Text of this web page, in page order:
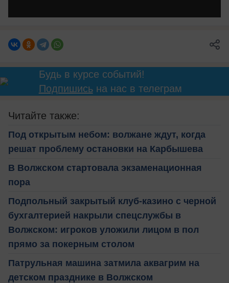
Будь в курсе событий!
Подпишисьна нас в телеграм
Читайте также:
Под открытым небом: волжане ждут, когда
решат проблему остановки на Карбышева
В Волжском стартовала экзаменационная
пора
Подпольный закрытый клуб-казино с черной
бухгалтерией накрыли спецслужбы в
Волжском: игроков уложили лицом в пол
прямо за покерным столом
Патрульная машина затмила аквагрим на
детском празднике в Волжском